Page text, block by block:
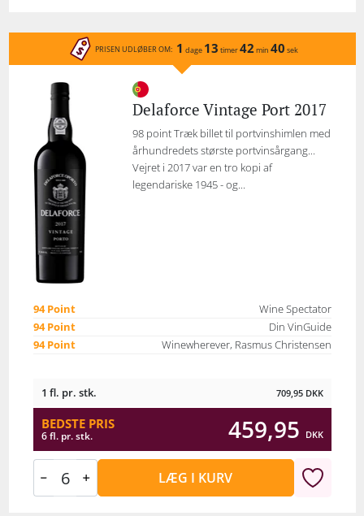
PRISEN UDLØBER OM: 1 dage 13 timer42 min 40 sek
Delaforce Vintage Port 2017
98 point Træk billet til portvinshimlen med
århundredets største portvinsårgang...
Vejret i 2017 var en tro kopi af
legendariske 1945 - og...
94 Point
Wine Spectator
94 Point
Din VinGuide
94 Point
Winewherever, Rasmus Christensen
1 fl. pr. stk. 709,95 DKK
BEDSTE PRIS
6 fl. pr. stk. 459,95 DKK
LÆG I KURV